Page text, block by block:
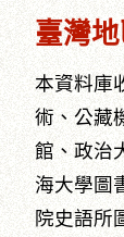
:::
臺灣
本資料庫
術、公藏
館、政治
海大學圖
院史語所